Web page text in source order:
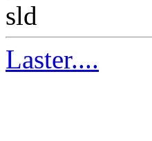
sld
Laster....